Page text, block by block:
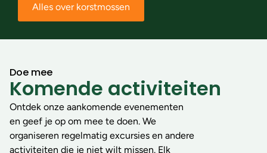
Alles over korstmossen
Doe mee
Komende activiteiten
Ontdek onze aankomende evenementen
en geef je op om mee te doen. We
organiseren regelmatig excursies en andere
activiteiten die je niet wilt missen. Elk